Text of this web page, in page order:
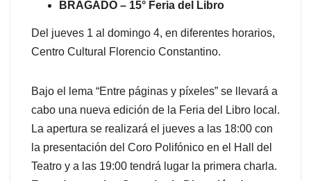
BRAGADO – 15° Feria del Libro
Del jueves 1 al domingo 4, en diferentes horarios,
Centro Cultural Florencio Constantino.
Bajo el lema “Entre páginas y píxeles” se llevará a
cabo una nueva edición de la Feria del Libro local.
La apertura se realizará el jueves a las 18:00 con
la presentación del Coro Polifónico en el Hall del
Teatro y a las 19:00 tendrá lugar la primera charla.